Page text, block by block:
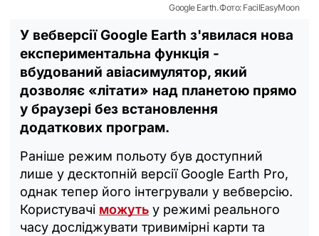
Google Earth. Фото: FacilEasyMoon
У вебверсії Google Earth з'явилася нова
експериментальна функція -
вбудований авіасимулятор, який
дозволяє «літати» над планетою прямо
у браузері без встановлення
додаткових програм.
Раніше режим польоту був доступний
лише у десктопній версії Google Earth Pro,
однак тепер його інтегрували у вебверсію.
Користувачі можуть у режимі реального
часу досліджувати тривимірні карти та